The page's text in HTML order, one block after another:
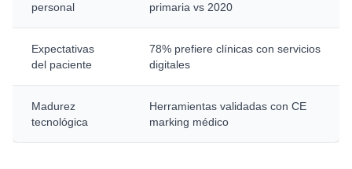
personal
primaria vs 2020
Expectativas
del paciente
78% prefiere clínicas con servicios
digitales
Madurez
tecnológica
Herramientas validadas con CE
marking médico